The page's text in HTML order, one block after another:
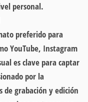
personal.
preferido para
YouTube, Instagram
es clave para captar
por la
de grabación y edición